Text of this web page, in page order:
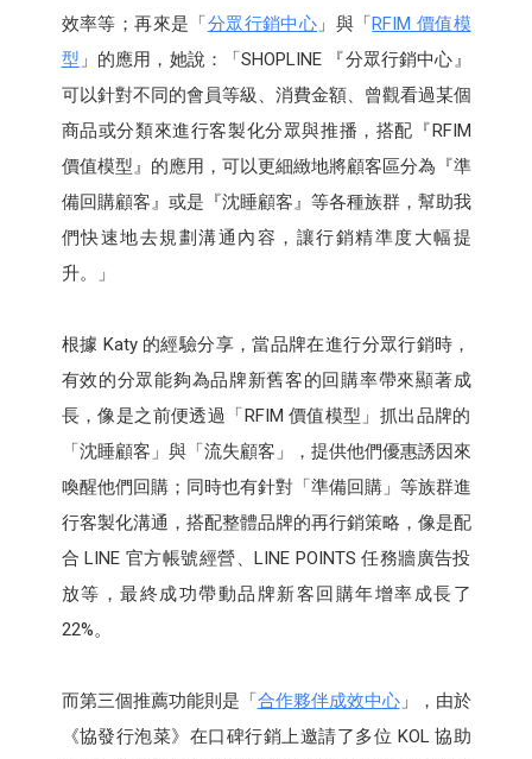
效率等；再來是「分眾行銷中心 」與「RFIM 價值模
型 」的應用，她說：「SHOPLINE 『分眾行銷中心』
可以針對不同的會員等級、消費金額、曾觀看過某個
商品或分類來進行客製化分眾與推播，搭配『RFIM
價值模型』的應用，可以更細緻地將顧客區分為『準
備回購顧客』或是『沈睡顧客』等各種族群，幫助我
們快速地去規劃溝通內容，讓行銷精準度大幅提
升。」
根據 Katy 的經驗分享，當品牌在進行分眾行銷時，
有效的分眾能夠為品牌新舊客的回購率帶來顯著成
長，像是之前便透過「RFIM 價值模型」抓出品牌的
「沈睡顧客」與「流失顧客」，提供他們優惠誘因來
喚醒他們回購；同時也有針對「準備回購」等族群進
行客製化溝通，搭配整體品牌的再行銷策略，像是配
合 LINE 官方帳號經營、LINE POINTS 任務牆廣告投
放等，最終成功帶動品牌新客回購年增率成長了
22%。
而第三個推薦功能則是「合作夥伴成效中心」，由於
《協發行泡菜》在口碑行銷上邀請了多位 KOL 協助